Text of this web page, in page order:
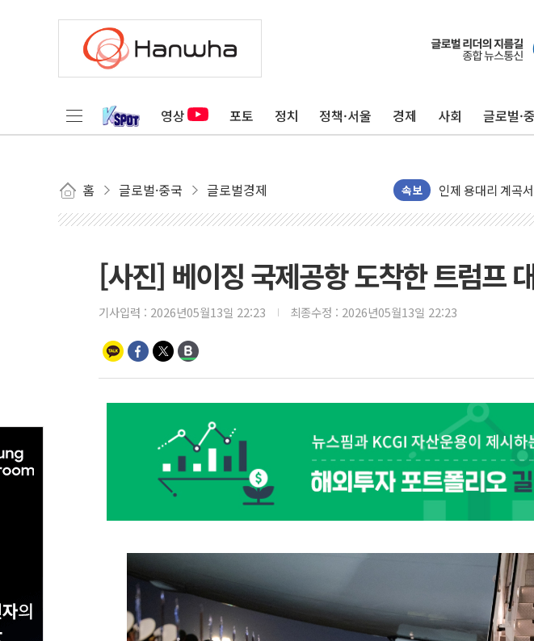
영상 포토 정치 정책·서울 경제 사회 글로벌·
홈 글로벌·중국 글로벌경제 속보
李대통령, ISA 개
연일 폭염에 온열
中 전방위 아파트
동해시, 11~14일
강원 중·남부 동
폭염에 車 운전면
李대통령, 'ISA·주
'호우 특보' 경북
주말 무더위·열
오세훈 "용산공원
충북 주말 무더위
10월 보완수사권
한상협, 업계 개인
민주당, 오늘 제주
뉴욕증시, 고용 쇼
트럼프, 쿡 연준 이
유럽증시, 美 고
[사진] 베이징 국제공항 도착한 트럼프
기사입력 : 2026년05월13일 22:23 최종수정 : 2026년05월13일 22:23